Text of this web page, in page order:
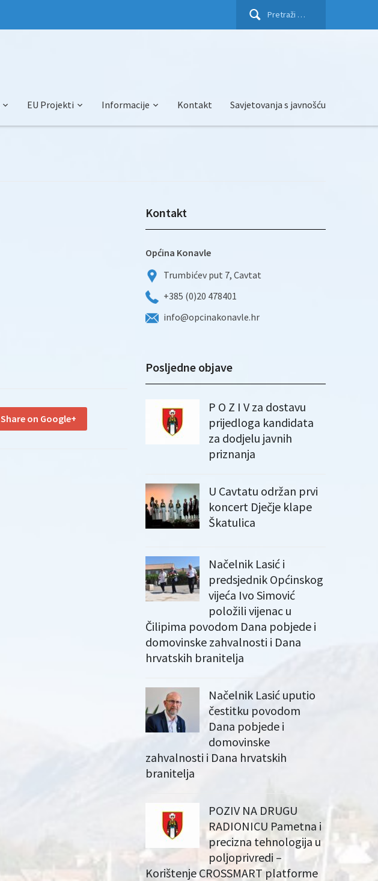
Pretraži:
EU Projekti Informacije Kontakt Savjetovanja s javnošću
Share on Google+
Kontakt
Općina Konavle
Trumbićev put 7, Cavtat
+385 (0)20 478401
info@opcinakonavle.hr
Posljedne objave
P O Z I V za dostavu
prijedloga kandidata
za dodjelu javnih
priznanja
U Cavtatu održan prvi
koncert Dječje klape
Škatulica
Načelnik Lasić i
predsjednik Općinskog
vijeća Ivo Simović
položili vijenac u
Čilipima povodom Dana pobjede i
domovinske zahvalnosti i Dana
hrvatskih branitelja
Načelnik Lasić uputio
čestitku povodom
Dana pobjede i
domovinske
zahvalnosti i Dana hrvatskih
branitelja
POZIV NA DRUGU
RADIONICU Pametna i
precizna tehnologija u
poljoprivredi –
Korištenje CROSSMART platforme